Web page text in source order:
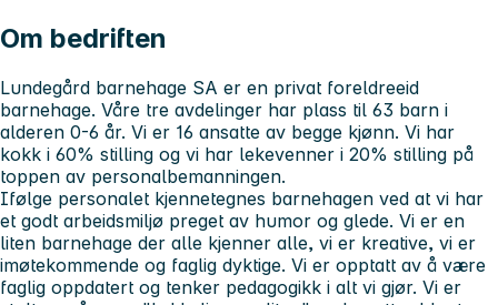
Om bedriften
Lundegård barnehage SA er en privat foreldreeid
barnehage. Våre tre avdelinger har plass til 63 barn i
alderen 0-6 år. Vi er 16 ansatte av begge kjønn. Vi har
kokk i 60% stilling og vi har lekevenner i 20% stilling på
toppen av personalbemanningen.
Ifølge personalet kjennetegnes barnehagen ved at vi har
et godt arbeidsmiljø preget av humor og glede. Vi er en
liten barnehage der alle kjenner alle, vi er kreative, vi er
imøtekommende og faglig dyktige. Vi er opptatt av å være
faglig oppdatert og tenker pedagogikk i alt vi gjør. Vi er